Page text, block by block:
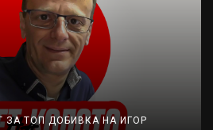
ЗА ТОП ДОБИВКА НА ИГОР